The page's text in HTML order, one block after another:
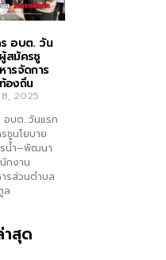
อบต. วัน
สมัครชู
ารจัดการ
องถิ่น
2025
อบต. วันแรก
ชูนโยบาย
น้ำ–พัฒนา
กงาน
รส่วนตำบล
ล
สุด